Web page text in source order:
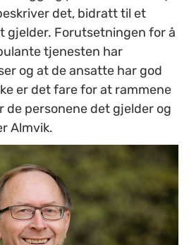
det, bidratt til et
gjelder. Forutsetningen for å
tjenesten har
og at de ansatte har god
er det fare for at rammene
de personene det gjelder og
Almvik.